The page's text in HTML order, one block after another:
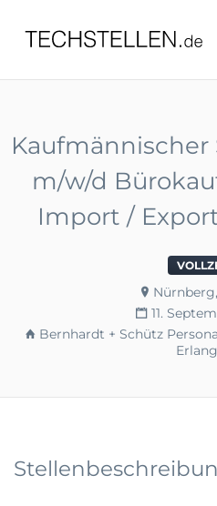
m/w/d
Import /
11.
Bernhardt + Schütz